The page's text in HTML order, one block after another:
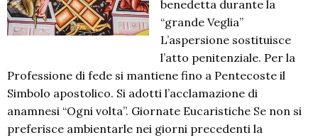
benedetta durante la
“grande Veglia”
L’aspersione sostituisce
l’atto penitenziale. Per la
Professione di fede si mantiene fino a Pentecoste il
Simbolo apostolico. Si adotti l’acclamazione di
anamnesi “Ogni volta”. Giornate Eucaristiche Se non si
preferisce ambientarle nei giorni precedenti la